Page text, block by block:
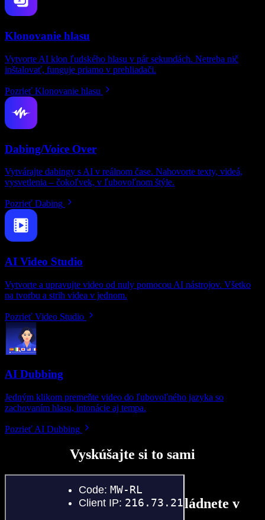
Klonovanie hlasu
Vytvorte AI klon ľudského hlasu v pár sekundách. Netreba nič
inštalovať, funguje priamo v prehliadači.
Pozrieť Klonovanie hlasu
Dabing/Voice Over
Vytvárajte dabingy s AI v reálnom čase. Nahovorte texty, videá,
vysvetlenia – čokoľvek, v ľubovoľnom štýle.
Pozrieť Dabing
AI Video Studio
Vytvorte a upravujte video od nuly pomocou AI nástrojov. Všetko
na tvorbu a strih videa v jednom.
Pozrieť Video Studio
AI Dubbing
Jedným klikom premeňte video do ľubovoľného jazyka so
zachovaním hlasu, intonácie aj tempa.
Pozrieť AI Dubbing
Vyskúšajte si to sami
Tu je malá ukážka toho, čo zvládnete v